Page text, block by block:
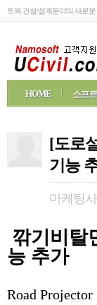
토목 건설/설계분야의 새로
HOME 소프
[도로
기능
마케팅
깎기비탈
능 추가
Road